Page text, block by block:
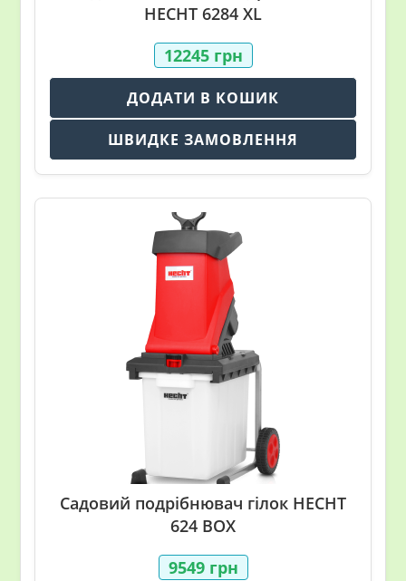
HECHT 6284 XL
12245 грн
ДОДАТИ В КОШИК
ШВИДКЕ ЗАМОВЛЕННЯ
Садовий подрібнювач гілок HECHT
624 BOX
9549 грн